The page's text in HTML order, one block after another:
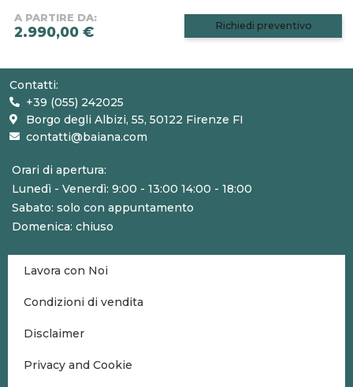
A PARTIRE DA:
2.990,00 € Richiedi preventivo
Contatti:
+39 (055) 242025
Borgo degli Albizi, 55, 50122 Firenze FI
contatti@baiana.com
Orari di apertura:
Lunedì - Venerdì: 9:00 - 13:00 14:00 - 18:00
Sabato: solo con appuntamento
Domenica: chiuso
Lavora con Noi
Condizioni di vendita
Disclaimer
Privacy and Cookie